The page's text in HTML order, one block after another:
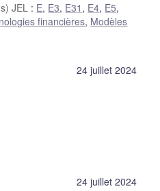
JEL : E, E3, E31 , E4, E5,
financières, Modèles
24 juillet 2024
24 juillet 2024